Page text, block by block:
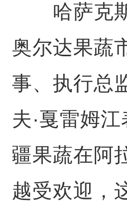
哈萨克斯
奥尔达果蔬
事、执行总
夫·戛雷姆
疆果蔬在阿
越受欢迎，